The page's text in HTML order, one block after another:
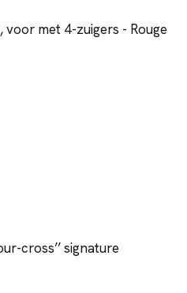
met 4-zuigers - Rouge
cross’’ signature